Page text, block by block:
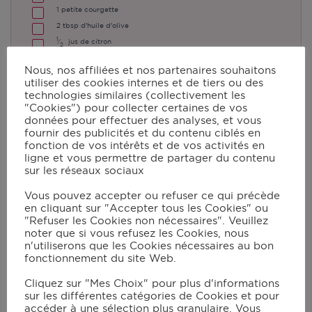
1 petite courgette
2 tbsp d'huile d'olive
1⁄2 jus de citron
poivre timut
2 de sauce piment doux thaï (facultatif)
Instructions
jus de citron, le gingembre, le poivre de
timut et le jus de piment doux dans un
récipient couvert au frais pendant au
moins ½ heure ;
Eplucher la carotte, laver la courgette
puis les trancher dans le sens de la
Nous, nos affiliées et nos partenaires souhaitons
utiliser des cookies internes et de tiers ou des
technologies similaires (collectivement les
"Cookies") pour collecter certaines de vos
données pour effectuer des analyses, et vous
fournir des publicités et du contenu ciblés en
fonction de vos intérêts et de vos activités en
ligne et vous permettre de partager du contenu
sur les réseaux sociaux
Vous pouvez accepter ou refuser ce qui précède
en cliquant sur "Accepter tous les Cookies" ou
"Refuser les Cookies non nécessaires". Veuillez
noter que si vous refusez les Cookies, nous
n'utiliserons que les Cookies nécessaires au bon
fonctionnement du site Web.
Cliquez sur "Mes Choix" pour plus d'informations
sur les différentes catégories de Cookies et pour
accéder à une sélection plus granulaire. Vous